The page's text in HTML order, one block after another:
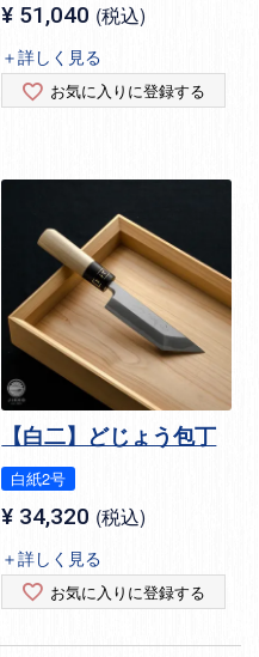
¥ 51,040 税込
＋詳しく見る
お気に入りに登録する
【白二】どじょう包丁
白紙2号
¥ 34,320 税込
＋詳しく見る
お気に入りに登録する